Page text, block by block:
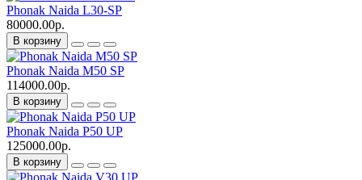
Phonak Naida L30-SP
80000.00р.
В корзину
Phonak Naida M50 SP
114000.00р.
В корзину
Phonak Naida P50 UP
125000.00р.
В корзину